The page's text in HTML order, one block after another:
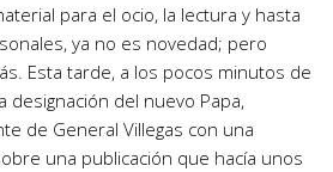
para el ocio, la lectura y hasta
ya no es novedad; pero
Esta tarde, a los pocos minutos de
designación del nuevo Papa,
de General Villegas con una
una publicación que hacía unos